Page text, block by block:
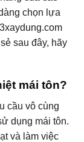
chọn lựa
sau đây, hãy
mái tôn?
cầu vô cùng
dụng mái tôn.
và làm việc